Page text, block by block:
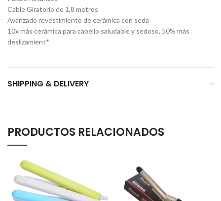
Cable Giratorio de 1,8 metros
Avanzado revestimiento de cerámica con seda
10x más cerámica para cabello saludable y sedoso, 50% más
deslizamient*
SHIPPING & DELIVERY
PRODUCTOS RELACIONADOS